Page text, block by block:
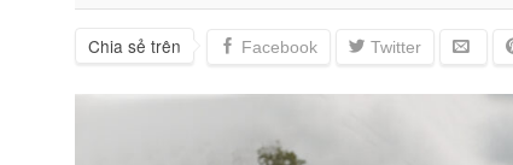
Chia sẻ trên